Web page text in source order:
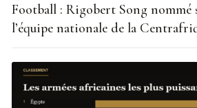
Football : Rigobert Song nommé
l’équipe nationale de la